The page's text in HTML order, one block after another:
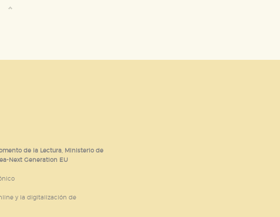
de la Lectura, Ministerio de
Next Generation EU
y la digitalización de